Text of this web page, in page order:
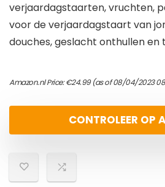
verjaardagstaarten, vruchten,
voor de verjaardagstaart van
douches, geslacht onthullen
Amazon.nl Price:€24.99(as of 08/04/2023
CONTROLEER OP